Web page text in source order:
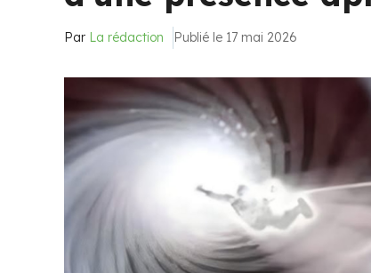
Par La rédaction Publié le 17 mai 2026